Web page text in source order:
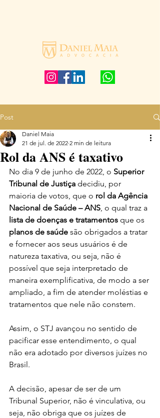
Post
Rol da ANS é taxativo
Daniel Maia
21 de jul. de 2022 2 min de leitura
No dia 9 de junho de 2022, o Superior
Tribunal de Justiça decidiu, por
maioria de votos, que o rol da Agência
Nacional de Saúde – ANS, o qual traz a
lista de doenças e tratamentos que os
planos de saúde são obrigados a tratar
e fornecer aos seus usuários é de
natureza taxativa, ou seja, não é
possível que seja interpretado de
maneira exemplificativa, de modo a ser
ampliado, a fim de atender moléstias e
tratamentos que nele não constem.
Assim, o STJ avançou no sentido de
pacificar esse entendimento, o qual
não era adotado por diversos juízes no
Brasil.
A decisão, apesar de ser de um
Tribunal Superior, não é vinculativa, ou
seja, não obriga que os juízes de